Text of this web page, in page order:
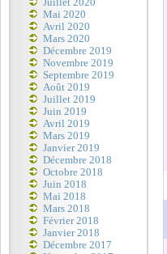
Mai 2020
Avril 2020
Mars 2020
Décembre 2019
Novembre 2019
Septembre 2019
Août 2019
Juillet 2019
Juin 2019
Avril 2019
Mars 2019
Janvier 2019
Décembre 2018
Octobre 2018
Juin 2018
Mai 2018
Mars 2018
Février 2018
Janvier 2018
Décembre 2017